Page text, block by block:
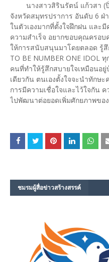
นางสาวสิรินรัตน์ แก้วสา (
จังหวัดสมุทรปราการ อันดับ 6 ฝ่
ในตัวเองมากที่ตั้งใจฝึกฝน และ
ความสำเร็จ อยากขอบคุณครอ
ให้การสนับสนุนมาโดยตลอด รู้
TO BE NUMBER ONE IDOL
คนที่ทำให้รู้สึกสบายใจเหมือนอ
เดียวกัน ตนเองตั้งใจจะนำทักษ
การมีความเชื่อใจและไว้ใจกัน
ไปพัฒนาต่อยอดเพิ่มศักยภาพขอ
ชมรม​ผู้สื่อข่าวสร้างสรรค์​